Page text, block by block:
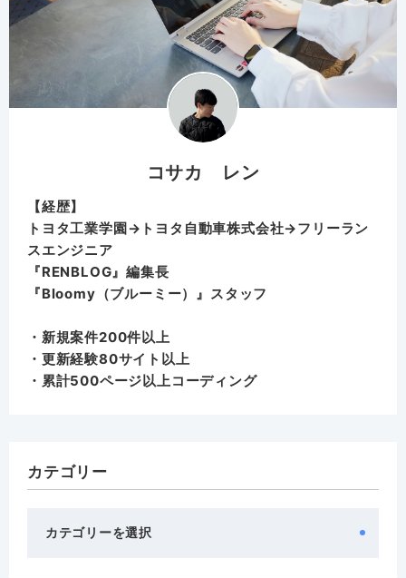
コサカ レン
【経歴】
トヨタ工業学園→トヨタ自動車株式会社→フリーラン
スエンジニア
『RENBLOG』編集長
『Bloomy（ブルーミー） 』スタッフ
・新規案件200件以上
・更新経験80サイト以上
・累計500ページ以上コーディング
カテゴリー